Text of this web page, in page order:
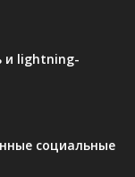
и lightning-
социальные